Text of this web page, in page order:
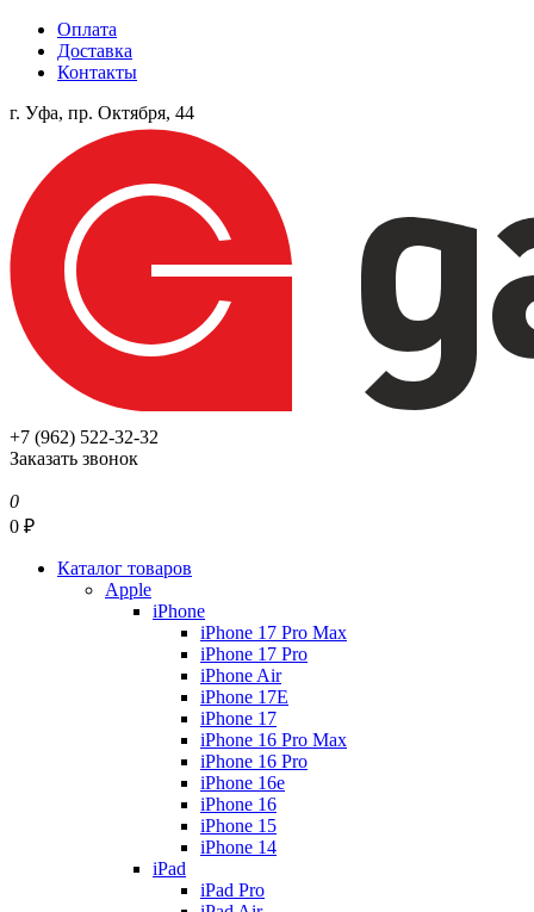
Оплата
Доставка
Контакты
г. Уфа, пр. Октября, 44
+7 (962) 522-32-32
Заказать звонок
0
0 ₽
Каталог товаров
Apple
iPhone
iPhone 17 Pro Max
iPhone 17 Pro
iPhone Air
iPhone 17E
iPhone 17
iPhone 16 Pro Max
iPhone 16 Pro
iPhone 16e
iPhone 16
iPhone 15
iPhone 14
iPad
iPad Pro